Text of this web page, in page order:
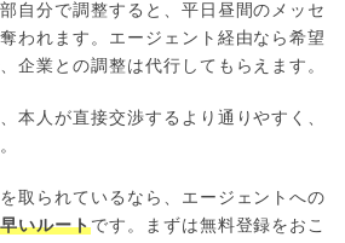
自分で調整すると、平日昼間のメッセ
われます。エージェント経由なら希望
企業との調整は代行してもらえます。
本人が直接交渉するより通りやすく、
取られているなら、エージェントへの
いルートです。まずは無料登録をおこ